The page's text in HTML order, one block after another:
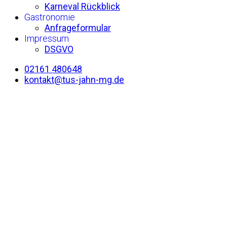
Karneval Rückblick
Gastronomie
Anfrageformular
Impressum
DSGVO
02161 480648
kontakt@tus-jahn-mg.de